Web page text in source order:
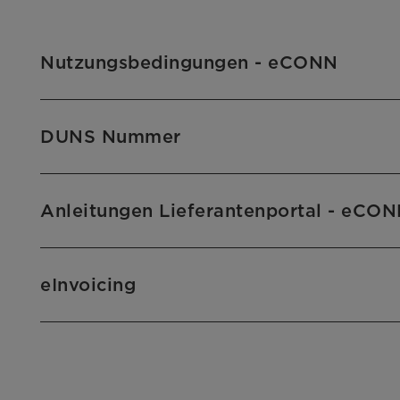
Nutzungsbedingungen - eCONN
DUNS Nummer
Anleitungen Lieferantenportal -
eInvoicing